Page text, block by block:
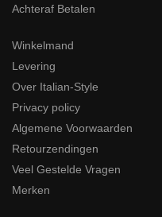
Achteraf Betalen
Winkelmand
Levering
Over Italian-Style
Privacy policy
Algemene Voorwaarden
Retourzendingen
Veel Gestelde Vragen
Merken